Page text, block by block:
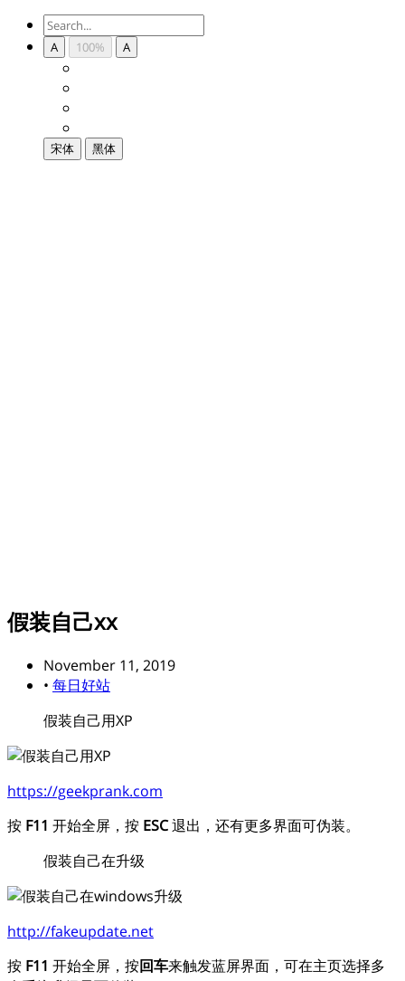
A 100% A
宋体 黑体
假装自己xx
November 11, 2019
• 每日好站
假装自己用XP
https://geekprank.com
按 F11 开始全屏，按 ESC退出，还有更多界面可伪装。
假装自己在升级
http://fakeupdate.net
按 F11 开始全屏，按回车来触发蓝屏界面，可在主页选择多